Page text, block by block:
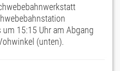
15:15 Uhr am Abgang
(unten).